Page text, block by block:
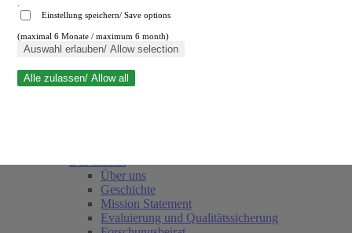
Suche schließen
Über uns
Geschichte
Mission Statement
Evaluierung und Qualitätssicherung
Einstellung speichern/ Save options
(maximal 6 Monate / maximum 6 month)
Auswahl erlauben/ Allow selection
Alle zulassen/ Allow all